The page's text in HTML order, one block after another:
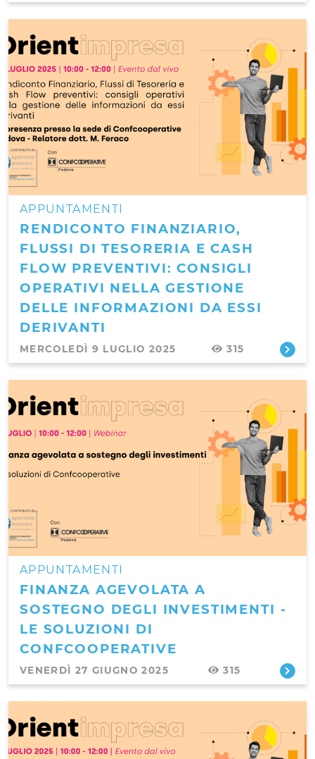
APPUNTAMENTI
RENDICONTO FINANZIARIO,
FLUSSI DI TESORERIA E CASH
FLOW PREVENTIVI: CONSIGLI
OPERATIVI NELLA GESTIONE
DELLE INFORMAZIONI DA ESSI
DERIVANTI
MERCOLEDÌ 9 LUGLIO 2025 315
APPUNTAMENTI
FINANZA AGEVOLATA A
SOSTEGNO DEGLI INVESTIMENTI -
LE SOLUZIONI DI
CONFCOOPERATIVE
VENERDÌ 27 GIUGNO 2025 315